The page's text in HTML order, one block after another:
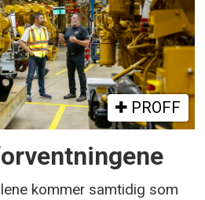
PROFF
kommer samtidig som